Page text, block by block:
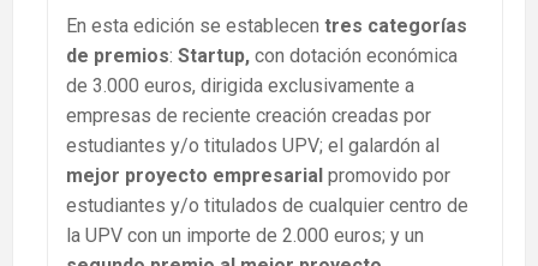
En esta edición se establecen tres categorías
de premios: Startup, con dotación económica
de 3.000 euros, dirigida exclusivamente a
empresas de reciente creación creadas por
estudiantes y/o titulados UPV; el galardón al
mejor proyecto empresarial promovido por
estudiantes y/o titulados de cualquier centro de
la UPV con un importe de 2.000 euros; y un